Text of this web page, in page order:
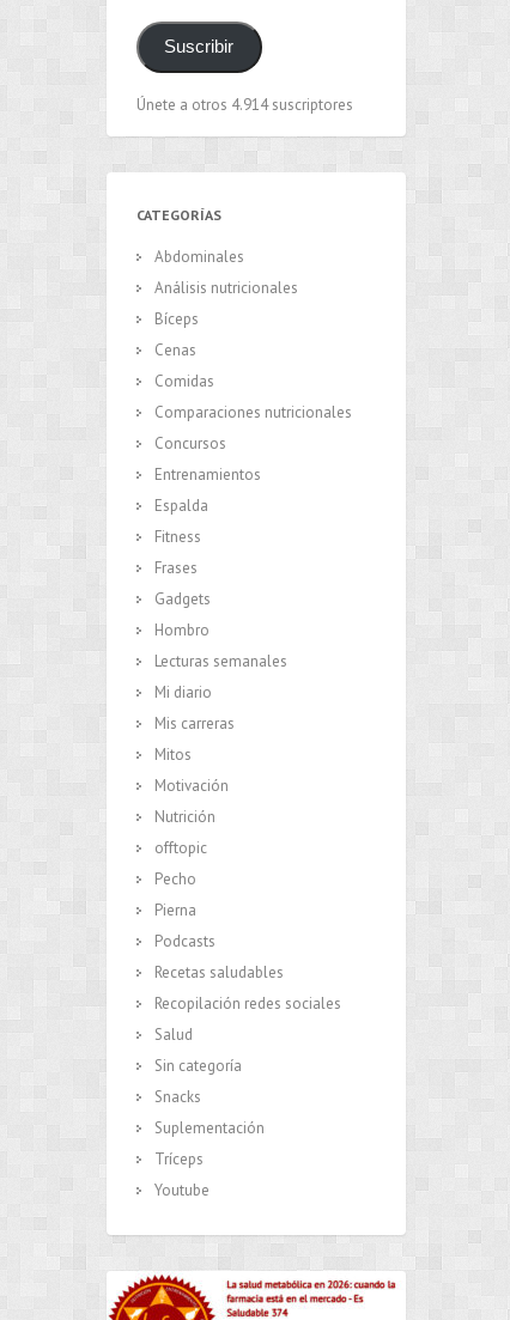
correo
electrónico
Suscribir
Únete a otros 4.914 suscriptores
CATEGORÍAS
Abdominales
Análisis nutricionales
Bíceps
Cenas
Comidas
Comparaciones nutricionales
Concursos
Entrenamientos
Espalda
Fitness
Frases
Gadgets
Hombro
Lecturas semanales
Mi diario
Mis carreras
Mitos
Motivación
Nutrición
offtopic
Pecho
Pierna
Podcasts
Recetas saludables
Recopilación redes sociales
Salud
Sin categoría
Snacks
Suplementación
Tríceps
Youtube